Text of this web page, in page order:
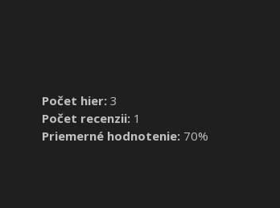
Počet hier: 3
Počet recenzii: 1
Priemerné hodnotenie: 70%